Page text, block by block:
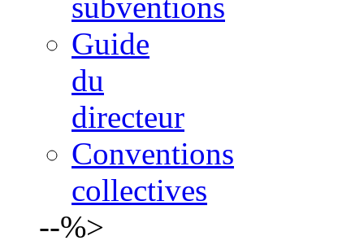
Guide
du
directeur
Conventions
collectives
--%>